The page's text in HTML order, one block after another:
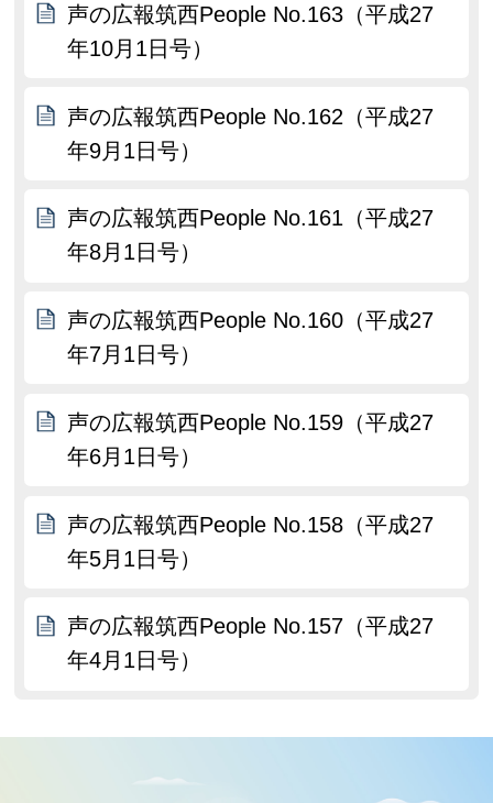
声の広報筑西People No.163（平成27
年10月1日号）
声の広報筑西People No.162（平成27
年9月1日号）
声の広報筑西People No.161（平成27
年8月1日号）
声の広報筑西People No.160（平成27
年7月1日号）
声の広報筑西People No.159（平成27
年6月1日号）
声の広報筑西People No.158（平成27
年5月1日号）
声の広報筑西People No.157（平成27
年4月1日号）